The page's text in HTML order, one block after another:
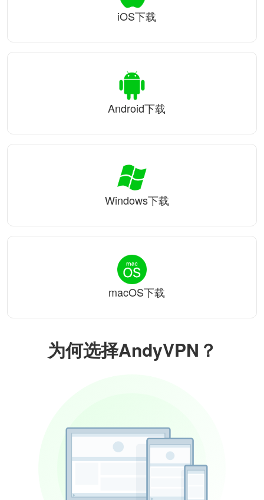
为何选择AndyVPN？
iOS下载
Android下载
Windows下载
macOS下载